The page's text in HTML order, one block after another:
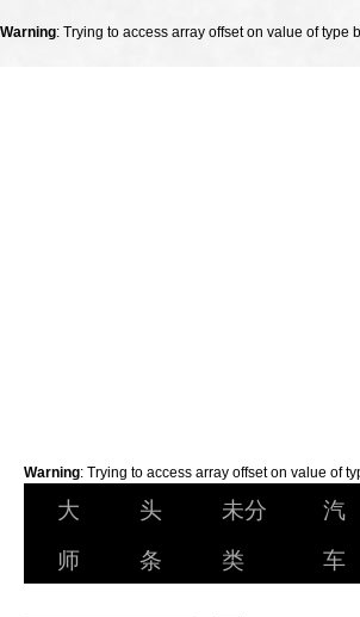
Warning: Trying to access array offset on value of type
Warning: Trying to access array offset on value of
大
师
头
条
未分
类
汽
车